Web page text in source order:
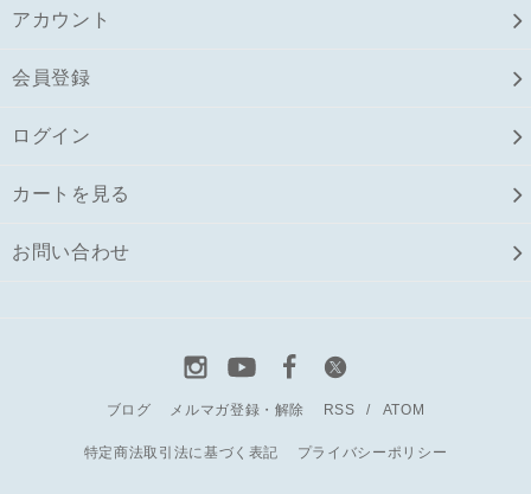
アカウント
会員登録
ログイン
カートを見る
お問い合わせ
ブログ メルマガ登録・解除 RSS / ATOM
特定商法取引法に基づく表記 プライバシーポリシー